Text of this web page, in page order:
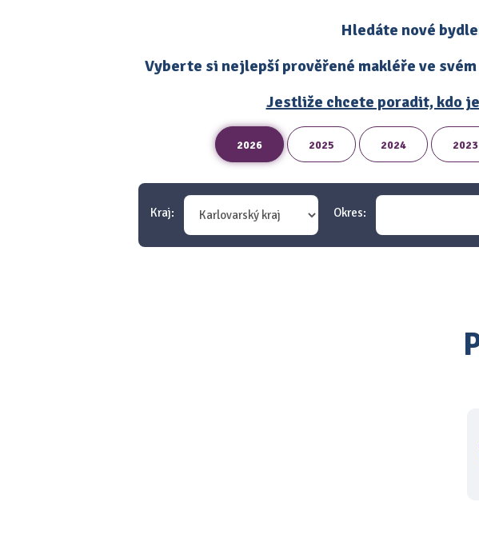
Hledáte nové
Vyberte si nejlepší prověřené makléře ve
Jestliže chcete poradit, kdo
2026 2025 2024 2023
Kraj: Okres: